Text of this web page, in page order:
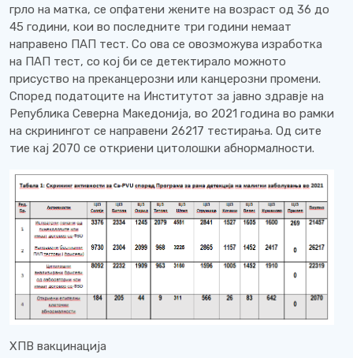
грло на матка, се опфатени жените на возраст од 36 до
45 години, кои во последните три години немаат
направено ПАП тест. Со ова се овозможува изработка
на ПАП тест, со кој би се детектирало можното
присуство на преканцерозни или канцерозни промени.
Според податоците на Институтот за јавно здравје на
Република Северна Македонија, во 2021 година во рамки
на скринингот се направени 26217 тестирања. Од сите
тие кај 2070 се откриени цитолошки абнормалности.
ХПВ вакцинација